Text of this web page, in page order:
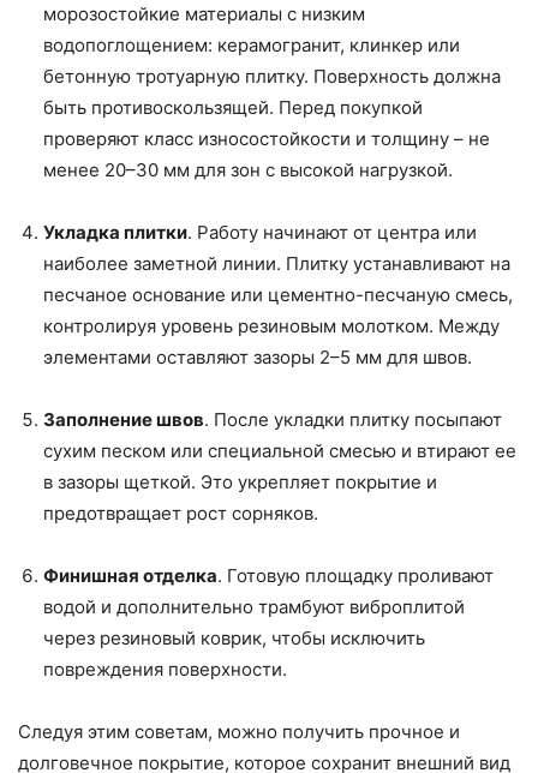
морозостойкие материалы с низким
водопоглощением: керамогранит, клинкер или
бетонную тротуарную плитку. Поверхность должна
быть противоскользящей. Перед покупкой
проверяют класс износостойкости и толщину – не
менее 20–30 мм для зон с высокой нагрузкой.
Укладка плитки. Работу начинают от центра или
наиболее заметной линии. Плитку устанавливают на
песчаное основание или цементно-песчаную смесь,
контролируя уровень резиновым молотком. Между
элементами оставляют зазоры 2–5 мм для швов.
Заполнение швов. После укладки плитку посыпают
сухим песком или специальной смесью и втирают ее
в зазоры щеткой. Это укрепляет покрытие и
предотвращает рост сорняков.
Финишная отделка. Готовую площадку проливают
водой и дополнительно трамбуют виброплитой
через резиновый коврик, чтобы исключить
повреждения поверхности.
Следуя этим советам, можно получить прочное и
долговечное покрытие, которое сохранит внешний вид